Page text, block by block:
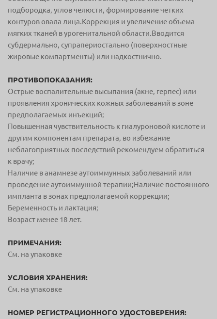
подбородка, углов челюсти, формирование четких
контуров овала лица.Коррекция и увеличение объема
мягких тканей в урогенитальной области.Вводится
субдермально, супрапериостально (поверхностные
жировые компартменты) или надкостнично.
ПРОТИВОПОКАЗАНИЯ:
Острые воспалительные высыпания (акне, герпес) или
проявления хронических кожных заболеваний в зоне
предполагаемых инъекций;
Повышенная чувствительность к гиалуроновой кислоте и
другим компонентам препарата, во избежание
неблагоприятных последствий рекомендуем обратиться
к врачу;
Наличие в анамнезе аутоиммунных заболеваний или
проведение аутоиммунной терапии;Наличие постоянного
импланта в зонах предполагаемой коррекции;
Беременность и лактация;
Возраст менее 18 лет.
ПРИМЕЧАНИЯ:
См. на упаковке
УСЛОВИЯ ХРАНЕНИЯ:
См. на упаковке
НОМЕР РЕГИСТРАЦИОННОГО УДОСТОВЕРЕНИЯ: